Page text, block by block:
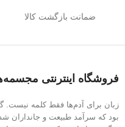
ضمانت بازگشت کالا
فروشگاه اینترنتی
زبان برای آدم‌ها فقط کلمه نیست.
بود که سرآمد طبیعت و جانداران